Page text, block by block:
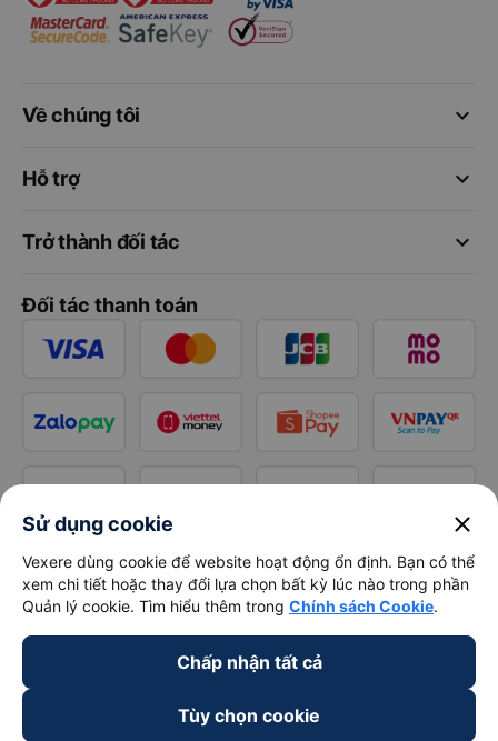
keyboard_arrow_down
Về chúng tôi
keyboard_arrow_down
Hỗ trợ
keyboard_arrow_down
Trở thành đối tác
Đối tác thanh toán
Sử dụng cookie close
Vexere dùng cookie để website hoạt động ổn định. Bạn có thể
xem chi tiết hoặc thay đổi lựa chọn bất kỳ lúc nào trong phần
Quản lý cookie. Tìm hiểu thêm trong Chính sách Cookie.
Chấp nhận tất cả
Tùy chọn cookie